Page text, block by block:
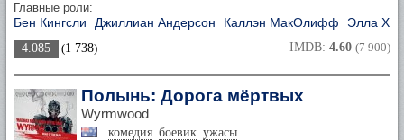
Главные роли:
Бен Кингсли Джиллиан Андерсон Каллэн МакОлифф Элла
4.085 (1 738) IMDB: 4.60 (7 900)
Полынь: Дорога мёртвых
Wyrmwood
комедия боевик ужасы